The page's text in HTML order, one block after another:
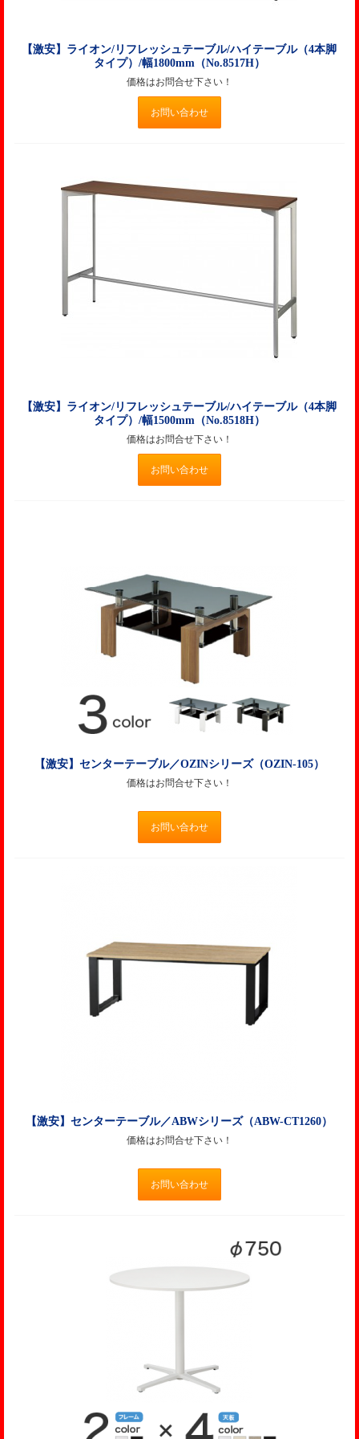
【激安】ライオン/リフレッシュテーブル/ハイテーブル（4本脚
タイプ）/幅1800mm（No.8517H）
価格はお問合せ下さい！
お問い合わせ
【激安】ライオン/リフレッシュテーブル/ハイテーブル（4本脚
タイプ）/幅1500mm（No.8518H）
価格はお問合せ下さい！
お問い合わせ
【激安】センターテーブル／OZINシリーズ（OZIN-105）
価格はお問合せ下さい！
お問い合わせ
【激安】センターテーブル／ABWシリーズ（ABW-CT1260）
価格はお問合せ下さい！
お問い合わせ